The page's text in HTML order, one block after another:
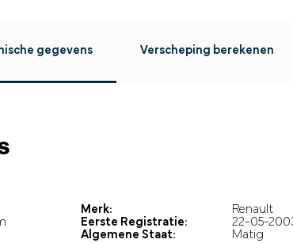
gegevens Verscheping berekenen
Merk: Renault
Eerste Registratie: 22-05-
Algemene Staat: Matig